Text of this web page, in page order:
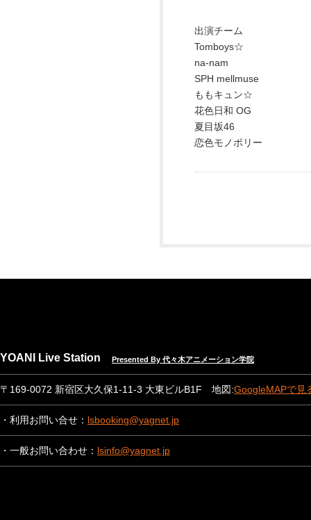
出演チーム
Tomboys☆
na-nam
SPH mellmuse
ももキュン☆
花色日和 OG
夏目坂46
恋色モノポリー
YOANI Live Station Presented By 代々木アニメーション学院
〒169-0072 新宿区大久保1-11-3 大東ビルB1F 地図:GoogleMAPで見
・利用お問い合せ： lsbooking@yagnet.jp
・一般お問い合わせ： lsinfo@yagnet.jp